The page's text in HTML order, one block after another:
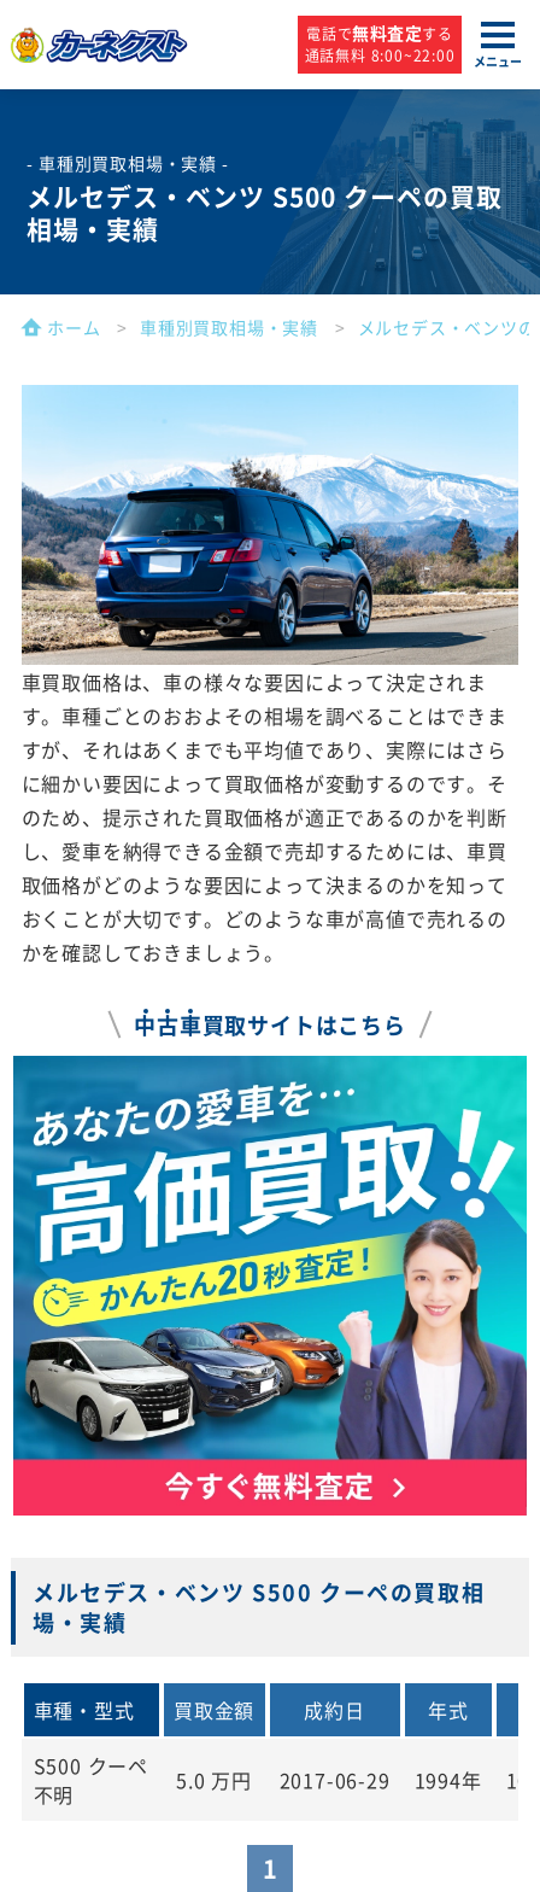
電話で無料査定する
通話無料 8:00~22:00
メニュー
- 車種別買取相場・実績 -
メルセデス・ベンツ S500 クーペの買取
相場・実績
ホーム 車種別買取相場・実績 メルセデス・ベンツ
車買取価格は、車の様々な要因によって決定されま
す。車種ごとのおおよその相場を調べることはできま
すが、それはあくまでも平均値であり、実際にはさら
に細かい要因によって買取価格が変動するのです。そ
のため、提示された買取価格が適正であるのかを判断
し、愛車を納得できる金額で売却するためには、車買
取価格がどのような要因によって決まるのかを知って
おくことが大切です。どのような車が高値で売れるの
かを確認しておきましょう。
中古車買取サイトはこちら
メルセデス・ベンツ S500 クーペの買取相
場・実績
車種・型式 買取金額 成約日 年式
S500 クーペ
不明
5.0 万円 2017-06-29 1994年
1